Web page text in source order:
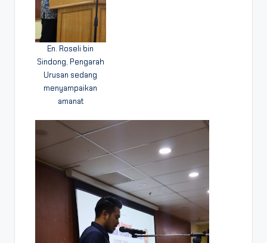
En. Roseli bin
Sindong, Pengarah
Urusan sedang
menyampaikan
amanat